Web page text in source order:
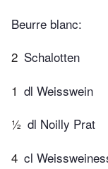
Beurre blanc:
2 Schalotten
1 dl Weisswein
½ dl Noilly Prat
4 cl